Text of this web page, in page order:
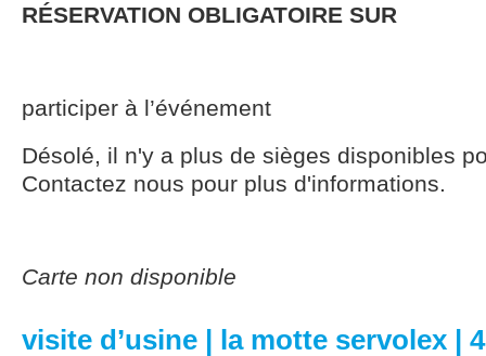
RÉSERVATION OBLIGATOIRE SUR
participer à l’événement
Désolé, il n'y a plus de sièges disponibles
Contactez nous pour plus d'informations.
Carte non disponible
visite d’usine | la motte servolex |